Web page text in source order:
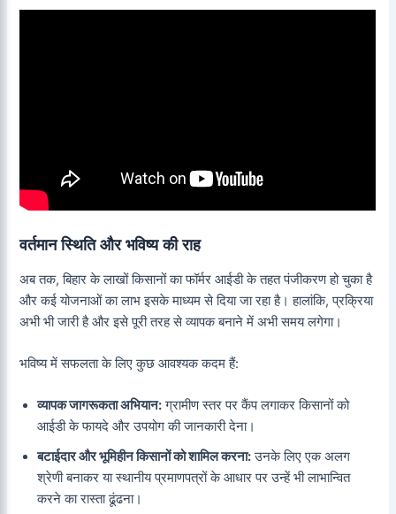
वर्तमान स्थिति और भविष्य की राह
अब तक, बिहार के लाखों किसानों का फॉर्मर आईडी के तहत पंजीकरण हो चुका है
और कई योजनाओं का लाभ इसके माध्यम से दिया जा रहा है। हालांकि, प्रक्रिया
अभी भी जारी है और इसे पूरी तरह से व्यापक बनाने में अभी समय लगेगा।
भविष्य में सफलता के लिए कुछ आवश्यक कदम हैं:
व्यापक जागरूकता अभियान:ग्रामीण स्तर पर कैंप लगाकर किसानों को
आईडी के फायदे और उपयोग की जानकारी देना।
बटाईदार और भूमिहीन किसानों को शामिल करना:उनके लिए एक अलग
श्रेणी बनाकर या स्थानीय प्रमाणपत्रों के आधार पर उन्हें भी लाभान्वित
करने का रास्ता ढूंढना।